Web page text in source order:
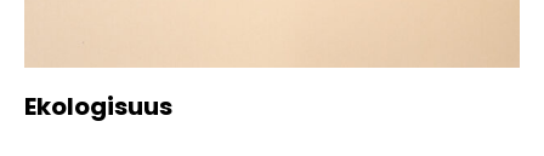
Ekologisuus